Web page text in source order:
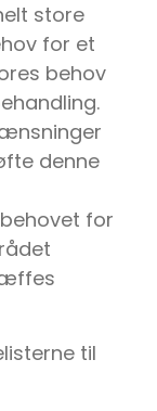
store
for et
behov
denne
for
til